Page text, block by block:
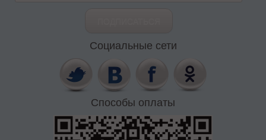
Социальные сети
Способы оплаты